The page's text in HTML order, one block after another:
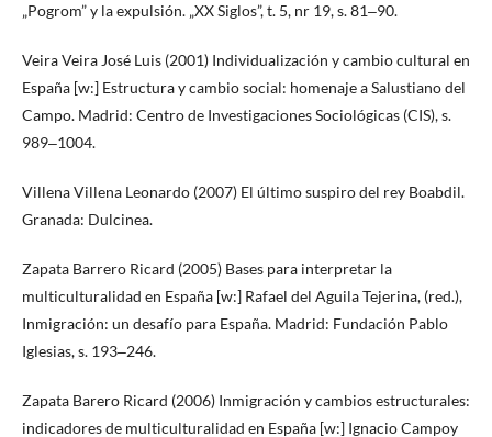
„Pogrom” y la expulsión. „XX Siglos”, t. 5, nr 19, s. 81‒90.
Veira Veira José Luis (2001) Individualización y cambio cultural en
España [w:] Estructura y cambio social: homenaje a Salustiano del
Campo. Madrid: Centro de Investigaciones Sociológicas (CIS), s.
989‒1004.
Villena Villena Leonardo (2007) El último suspiro del rey Boabdil.
Granada: Dulcinea.
Zapata Barrero Ricard (2005) Bases para interpretar la
multiculturalidad en España [w:] Rafael del Aguila Tejerina, (red.),
Inmigración: un desafío para España. Madrid: Fundación Pablo
Iglesias, s. 193‒246.
Zapata Barero Ricard (2006) Inmigración y cambios estructurales:
indicadores de multiculturalidad en España [w:] Ignacio Campoy